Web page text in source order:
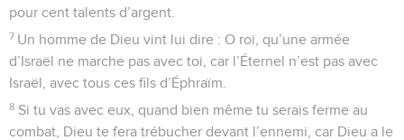
pour cent talents d’argent.
7 Un homme de Dieu vint lui dire : O roi, qu’une armée
d’Israël ne marche pas avec toi, car l’Éternel n’est pas avec
Israël, avec tous ces fils d’Éphraïm.
8 Si tu vas avec eux, quand bien même tu serais ferme au
combat, Dieu te fera trébucher devant l’ennemi, car Dieu a le